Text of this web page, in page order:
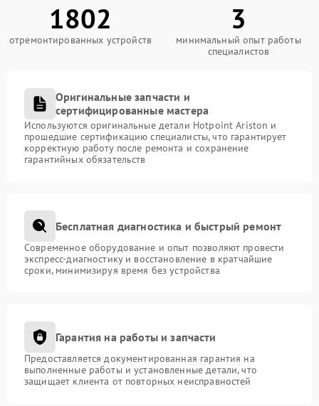
1802
отремонтированных устройств
3
минимальный опыт работы
специалистов
Оригинальные запчасти и
сертифицированные мастера
Используются оригинальные детали Hotpoint Ariston и
прошедшие сертификацию специалисты, что гарантирует
корректную работу после ремонта и сохранение
гарантийных обязательств
Бесплатная диагностика и быстрый ремонт
Современное оборудование и опыт позволяют провести
экспресс-диагностику и восстановление в кратчайшие
сроки, минимизируя время без устройства
Гарантия на работы и запчасти
Предоставляется документированная гарантия на
выполненные работы и установленные детали, что
защищает клиента от повторных неисправностей